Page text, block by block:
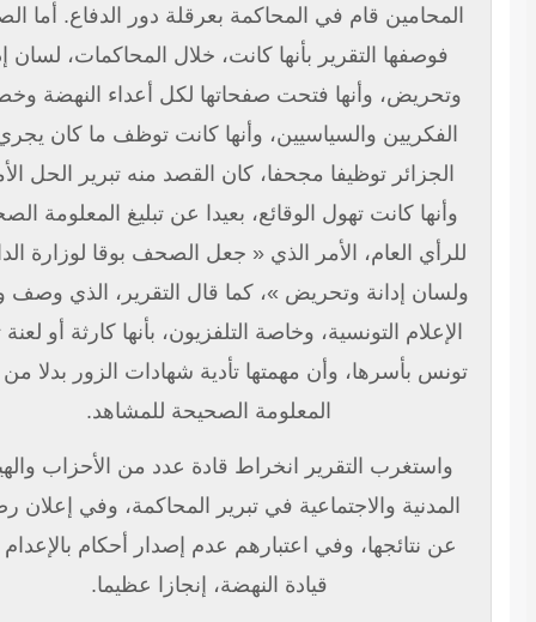
قام في المحاكمة بعرقلة دور الدفاع. أما الصحافة
فوصفها التقرير بأنها كانت، خلال المحاكمات، لسان إدانة
وتحريض، وأنها فتحت صفحاتها لكل أعداء النهضة وخصومها
الفكريين والسياسيين، وأنها كانت توظف ما كان يجري في
الجزائر توظيفا مجحفا، كان القصد منه تبرير الحل الأمني،
وأنها كانت تهول الوقائع، بعيدا عن تبليغ المعلومة الصحيحة
العام، الأمر الذي « جعل الصحف بوقا لوزارة الداخلية،
إدانة وتحريض »، كما قال التقرير، الذي وصف وسائل
الإعلام التونسية، وخاصة التلفزيون، بأنها كارثة أو لعنة تطال
بأسرها، وأن مهمتها تأدية شهادات الزور بدلا من تقديم
المعلومة الصحيحة للمشاهد.
واستغرب التقرير انخراط قادة عدد من الأحزاب والهيئات
المدنية والاجتماعية في تبرير المحاكمة، وفي إعلان رضاهم
عن نتائجها، وفي اعتبارهم عدم إصدار أحكام بالإعدام على
قيادة النهضة، إنجازا عظيما.